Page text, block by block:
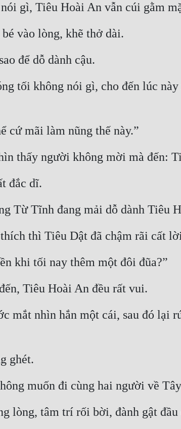
gì, Tiêu Hoài An vẫn cúi gằm
vào lòng, khẽ thở dài.
để dỗ dành cậu.
tối không nói gì, cho đến lúc
cứ mãi làm nũng thế này.”
thấy người không mời mà đến:
đắc dĩ.
Từ Tĩnh đang mải dỗ dành Tiêu
thì Tiêu Dật đã chậm rãi cất
khi tối nay thêm một đôi đũa?”
Tiêu Hoài An đều rất vui.
mắt nhìn hắn một cái, sau đó lại
ghét.
muốn đi cùng hai người về
lòng, tâm trí rối bời, đành gật đầu